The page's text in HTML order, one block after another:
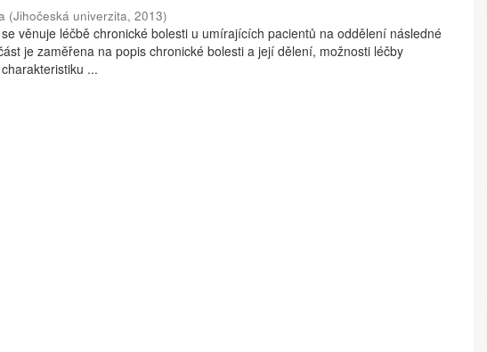
(Jihočeská univerzita,2013)
věnuje léčbě chronické bolesti u umírajících pacientů na oddělení následné
je zaměřena na popis chronické bolesti a její dělení, možnosti léčby
...